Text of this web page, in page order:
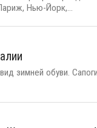
Нью-Йорк,...
зимней обуви.